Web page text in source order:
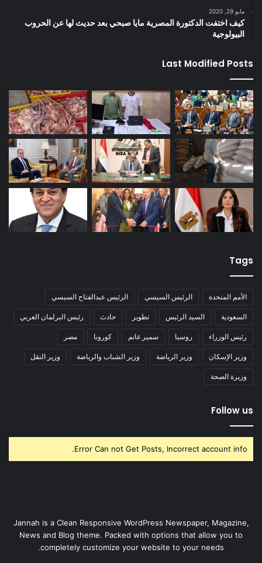
مايو 29, 2020
كيف اختفت الدكتورة المصرية مايا صبحي بعد حديث لها عن الحروب
البيولوجية
Last Modified Posts
Tags
الأمم المتحدة الرئيس السيسي الرئيس عبدالفتاح السيسي
السعودية السيد الرئيس تطوير حادث رئيس البرلمان العربي
رئيس الوزراء روسيا سمير غانم كورونا مصر
وزير الإسكان وزير الرياضة وزير الشباب والرياضة وزير النقل
وزيرة الصحة
Follow us
Error Can not Get Posts, Incorrect account info.
Jannah is a Clean Responsive WordPress Newspaper, Magazine,
News and Blog theme. Packed with options that allow you to
completely customize your website to your needs.